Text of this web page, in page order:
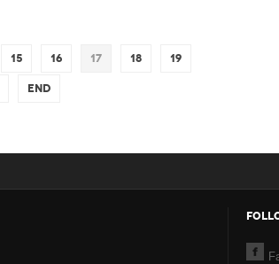
15 16 17 18 19
End